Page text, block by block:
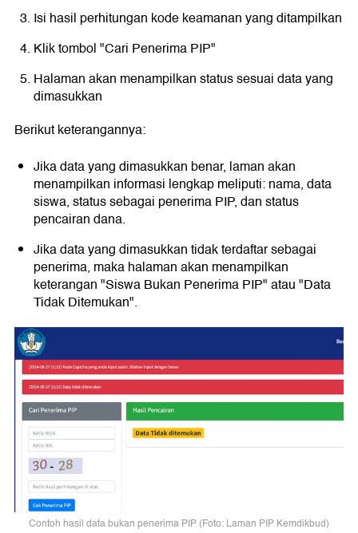
Isi hasil perhitungan kode keamanan yang ditampilkan
Klik tombol "Cari Penerima PIP"
Halaman akan menampilkan status sesuai data yang
dimasukkan
Berikut keterangannya:
Jika data yang dimasukkan benar, laman akan
menampilkan informasi lengkap meliputi: nama, data
siswa, status sebagai penerima PIP, dan status
pencairan dana.
Jika data yang dimasukkan tidak terdaftar sebagai
penerima, maka halaman akan menampilkan
keterangan "Siswa Bukan Penerima PIP" atau "Data
Tidak Ditemukan".
Contoh hasil data bukan penerima PIP (Foto: Laman PIP Kemdikbud)